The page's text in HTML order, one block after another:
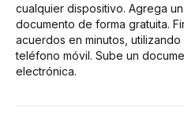
cualquier dispositivo. Agrega
documento de forma gratuita.
acuerdos en minutos,
teléfono móvil. Sube un
electrónica.